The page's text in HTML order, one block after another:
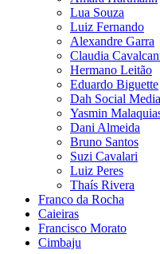
Lua Souza
Luiz Fernando
Alexandre Garra
Claudia
Hermano Leitão
Eduardo Biguette
Dah Social Media
Yasmin
Dani Almeida
Bruno Santos
Suzi Cavalari
Luiz Peres
Thaís Rivera
Franco da Rocha
Caieiras
Francisco Morato
Cimbaju